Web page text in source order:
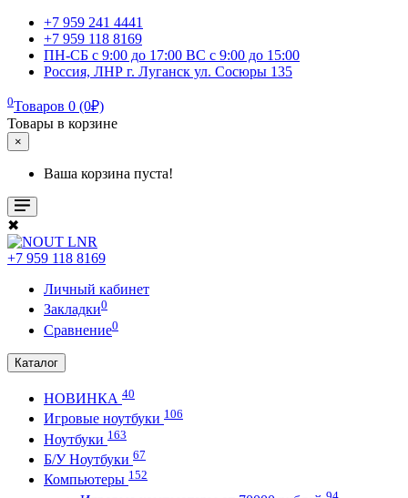
+7 959 241 4441
+7 959 118 8169
ПН-СБ с 9:00 до 17:00 ВС с 9:00 до 15:00
Россия, ЛНР г. Луганск ул. Сосюры 135
0Товаров 0 (0₽)
Товары в корзине
×
Ваша корзина пуста!
✖
+7 959 118 8169
Личный кабинет
Закладки0
Сравнение0
Каталог
НОВИНКА 40
Игровые ноутбуки 106
Ноутбуки 163
Б/У Ноутбуки 67
Компьютеры 152
94